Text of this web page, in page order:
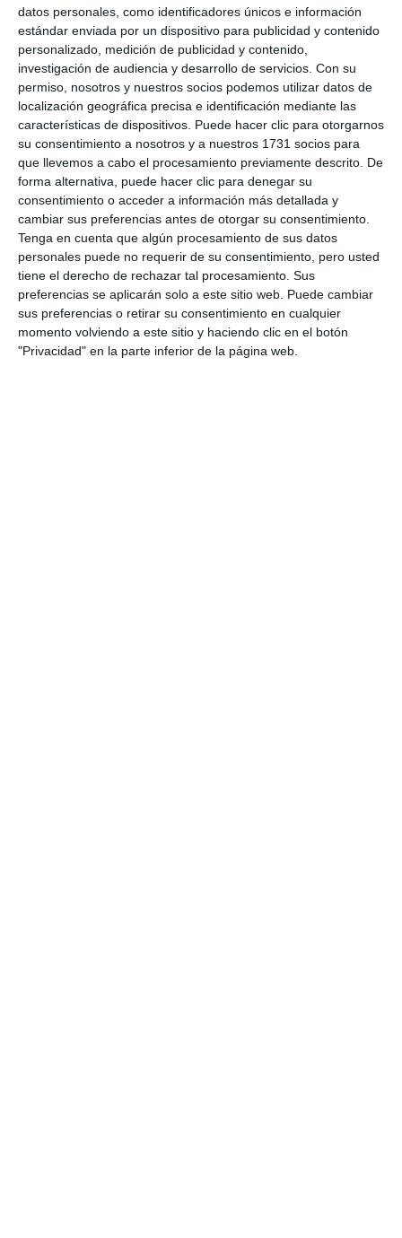
datos personales, como identificadores únicos e información
estándar enviada por un dispositivo para publicidad y contenido
personalizado, medición de publicidad y contenido,
investigación de audiencia y desarrollo de servicios. Con su
permiso, nosotros y nuestros socios podemos utilizar datos de
localización geográfica precisa e identificación mediante las
características de dispositivos. Puede hacer clic para otorgarnos
su consentimiento a nosotros y a nuestros 1731 socios para
que llevemos a cabo el procesamiento previamente descrito. De
forma alternativa, puede hacer clic para denegar su
consentimiento o acceder a información más detallada y
cambiar sus preferencias antes de otorgar su consentimiento.
Tenga en cuenta que algún procesamiento de sus datos
personales puede no requerir de su consentimiento, pero usted
tiene el derecho de rechazar tal procesamiento. Sus
preferencias se aplicarán solo a este sitio web. Puede cambiar
sus preferencias o retirar su consentimiento en cualquier
momento volviendo a este sitio y haciendo clic en el botón
"Privacidad" en la parte inferior de la página web.